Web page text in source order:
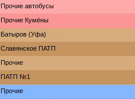
Прочие автобусы
Прочие Кумёны
Батыров (Уфа)
Славянское ПАТП
Прочие
ПАТП №1
Прочие